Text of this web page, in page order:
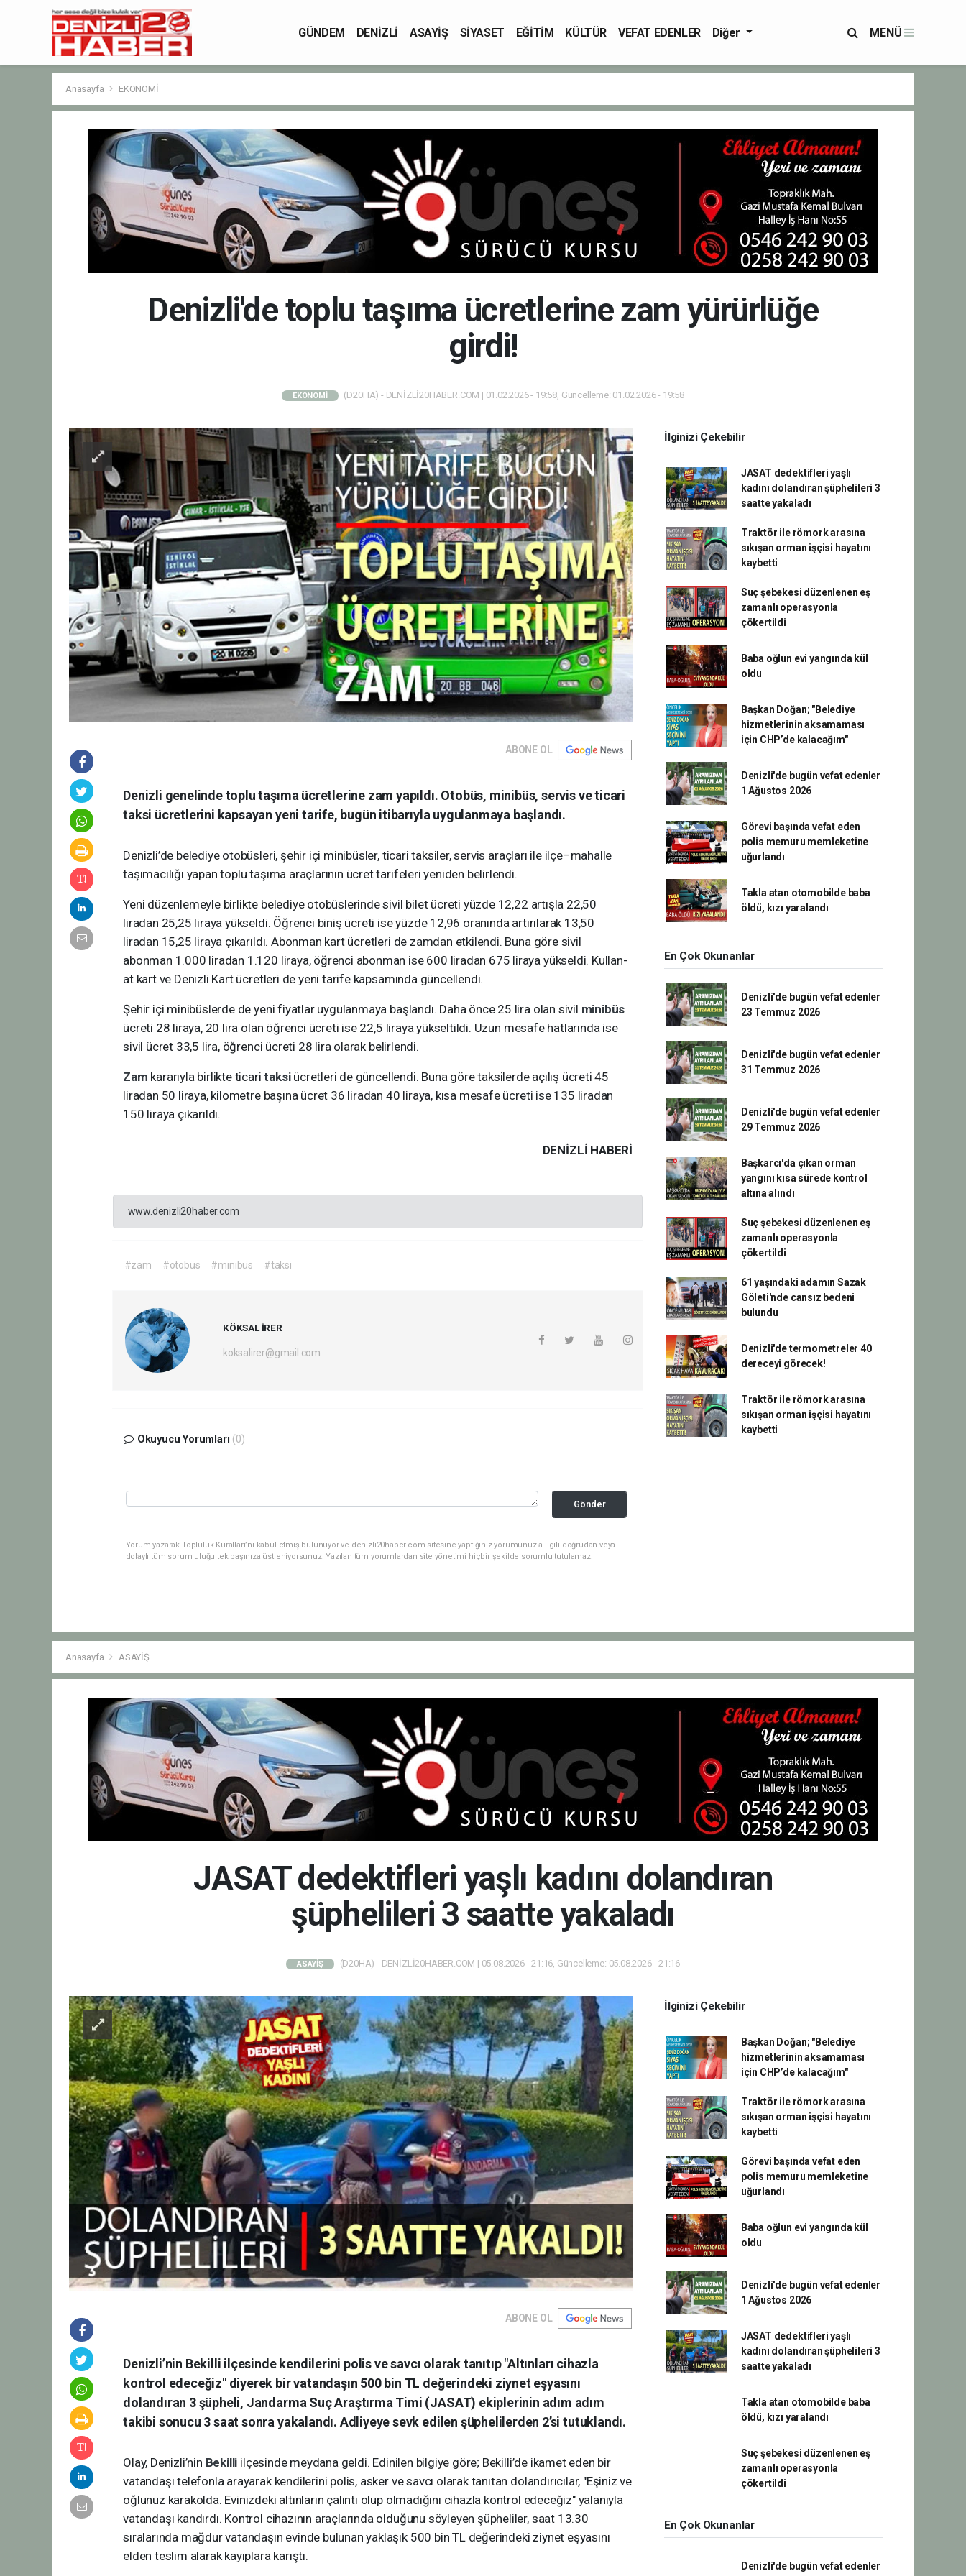
GÜNDEM DENİZLİ ASAYİŞ SİYASET EĞİTİM KÜLTÜR VEFAT EDENLER Diğer MENÜ
Anasayfa EKONOMİ
Denizli'de toplu taşıma ücretlerine zam yürürlüğe
girdi!
EKONOMİ (D20HA) - DENİZLİ20HABER.COM | 01.02.2026 - 19:58, Güncelleme: 01.02.2026 - 19:58
ABONE OL
Denizli genelinde toplu taşıma ücretlerine zam yapıldı. Otobüs, minibüs, servis ve ticari
taksi ücretlerini kapsayan yeni tarife, bugün itibarıyla uygulanmaya başlandı.
Denizli’de belediye otobüsleri, şehir içi minibüsler, ticari taksiler, servis araçları ile ilçe–mahalle
taşımacılığı yapan toplu taşıma araçlarının ücret tarifeleri yeniden belirlendi.
Yeni düzenlemeyle birlikte belediye otobüslerinde sivil bilet ücreti yüzde 12,22 artışla 22,50
liradan 25,25 liraya yükseldi. Öğrenci biniş ücreti ise yüzde 12,96 oranında artırılarak 13,50
liradan 15,25 liraya çıkarıldı. Abonman kart ücretleri de zamdan etkilendi. Buna göre sivil
abonman 1.000 liradan 1.120 liraya, öğrenci abonman ise 600 liradan 675 liraya yükseldi. Kullan-
at kart ve Denizli Kart ücretleri de yeni tarife kapsamında güncellendi.
Şehir içi minibüslerde de yeni fiyatlar uygulanmaya başlandı. Daha önce 25 lira olan sivil minibüs
ücreti 28 liraya, 20 lira olan öğrenci ücreti ise 22,5 liraya yükseltildi. Uzun mesafe hatlarında ise
sivil ücret 33,5 lira, öğrenci ücreti 28 lira olarak belirlendi.
Zam kararıyla birlikte ticaritaksi ücretleri de güncellendi. Buna göre taksilerde açılış ücreti 45
liradan 50 liraya, kilometre başına ücret 36 liradan 40 liraya, kısa mesafe ücreti ise 135 liradan
150 liraya çıkarıldı.
DENIZLI HABERİ
www.denizli20haber.com
#zam #otobüs #minibüs #taksi
KÖKSAL İRER
koksalirer@gmail.com
Okuyucu Yorumları (0)
Gönder
Yorum yazarak Topluluk Kuralları’nı kabul etmiş bulunuyor ve denizli20haber.com sitesine yaptığınız yorumunuzla ilgili doğrudan veya
dolaylı tüm sorumluluğu tek başınıza üstleniyorsunuz. Yazılan tüm yorumlardan site yönetimi hiçbir şekilde sorumlu tutulamaz.
İlginizi Çekebilir
JASAT dedektifleri yaşlı
kadını dolandıran şüphelileri 3
saatte yakaladı
Traktör ile römork arasına
sıkışan orman işçisi hayatını
kaybetti
Suç şebekesi düzenlenen eş
zamanlı operasyonla
çökertildi
Baba oğlun evi yangında kül
oldu
Başkan Doğan; "Belediye
hizmetlerinin aksamaması
için CHP’de kalacağım"
Denizli'de bugün vefat edenler
1 Ağustos 2026
Görevi başında vefat eden
polis memuru memleketine
uğurlandı
Takla atan otomobilde baba
öldü, kızı yaralandı
En Çok Okunanlar
Denizli'de bugün vefat edenler
23 Temmuz 2026
Denizli'de bugün vefat edenler
31 Temmuz 2026
Denizli'de bugün vefat edenler
29 Temmuz 2026
Başkarcı'da çıkan orman
yangını kısa sürede kontrol
altına alındı
Suç şebekesi düzenlenen eş
zamanlı operasyonla
çökertildi
61 yaşındaki adamın Sazak
Göleti'nde cansız bedeni
bulundu
Denizli'de termometreler 40
dereceyi görecek!
Traktör ile römork arasına
sıkışan orman işçisi hayatını
kaybetti
Anasayfa ASAYİŞ
JASAT dedektifleri yaşlı kadını dolandıran
şüphelileri 3 saatte yakaladı
ASAYİŞ (D20HA) - DENİZLİ20HABER.COM | 05.08.2026 - 21:16, Güncelleme: 05.08.2026 - 21:16
ABONE OL
Denizli’nin Bekilli ilçesinde kendilerini polis ve savcı olarak tanıtıp "Altınları cihazla
kontrol edeceğiz" diyerek bir vatandaşın 500 bin TL değerindeki ziynet eşyasını
dolandıran 3 şüpheli, Jandarma Suç Araştırma Timi (JASAT) ekiplerinin adım adım
takibi sonucu 3 saat sonra yakalandı. Adliyeye sevk edilen şüphelilerden 2’si tutuklandı.
Olay, Denizli’nin Bekilli ilçesinde meydana geldi. Edinilen bilgiye göre; Bekilli’de ikamet eden bir
vatandaşı telefonla arayarak kendilerini polis, asker ve savcı olarak tanıtan dolandırıcılar, "Eşiniz ve
oğlunuz karakolda. Evinizdeki altınların çalıntı olup olmadığını cihazla kontrol edeceğiz" yalanıyla
vatandaşı kandırdı. Kontrol cihazının araçlarında olduğunu söyleyen şüpheliler, saat 13.30
sıralarında mağdur vatandaşın evinde bulunan yaklaşık 500 bin TL değerindeki ziynet eşyasını
elden teslim alarak kayıplara karıştı.
İlginizi Çekebilir
Başkan Doğan; "Belediye
hizmetlerinin aksamaması
için CHP’de kalacağım"
Traktör ile römork arasına
sıkışan orman işçisi hayatını
kaybetti
Görevi başında vefat eden
polis memuru memleketine
uğurlandı
Baba oğlun evi yangında kül
oldu
Denizli'de bugün vefat edenler
1 Ağustos 2026
JASAT dedektifleri yaşlı
kadını dolandıran şüphelileri 3
saatte yakaladı
Takla atan otomobilde baba
öldü, kızı yaralandı
Suç şebekesi düzenlenen eş
zamanlı operasyonla
çökertildi
En Çok Okunanlar
Denizli'de bugün vefat edenler